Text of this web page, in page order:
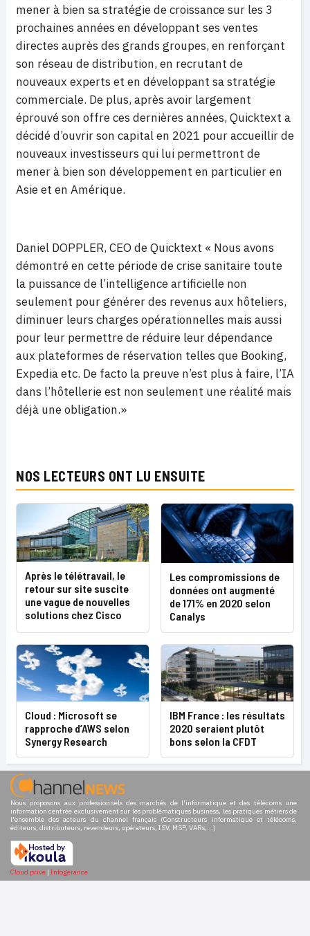
mener à bien sa stratégie de croissance sur les 3
prochaines années en développant ses ventes
directes auprès des grands groupes, en renforçant
son réseau de distribution, en recrutant de
nouveaux experts et en développant sa stratégie
commerciale. De plus, après avoir largement
éprouvé son offre ces dernières années, Quicktext a
décidé d’ouvrir son capital en 2021 pour accueillir de
nouveaux investisseurs qui lui permettront de
mener à bien son développement en particulier en
Asie et en Amérique.
Daniel DOPPLER, CEO de Quicktext « Nous avons
démontré en cette période de crise sanitaire toute
la puissance de l’intelligence artificielle non
seulement pour générer des revenus aux hôteliers,
diminuer leurs charges opérationnelles mais aussi
pour leur permettre de réduire leur dépendance
aux plateformes de réservation telles que Booking,
Expedia etc. De facto la preuve n’est plus à faire, l’IA
dans l’hôtellerie est non seulement une réalité mais
déjà une obligation.»
NOS LECTEURS ONT LU ENSUITE
Après le télétravail, le
retour sur site suscite
une vague de nouvelles
solutions chez Cisco
Les compromissions de
données ont augmenté
de 171% en 2020 selon
Canalys
Cloud : Microsoft se
rapproche d’AWS selon
Synergy Research
IBM France : les résultats
2020 seraient plutôt
bons selon la CFDT
Nous proposons aux professionnels des marchés de l'informatique et des télécoms une
information centrée exclusivement sur les problématiques business, les pratiques métiers de
l'ensemble des acteurs du channel français (Constructeurs informatique et télécoms,
éditeurs, distributeurs, revendeurs, opérateurs, ISV, MSP, VARs,...)
Cloud privé | Infogérance